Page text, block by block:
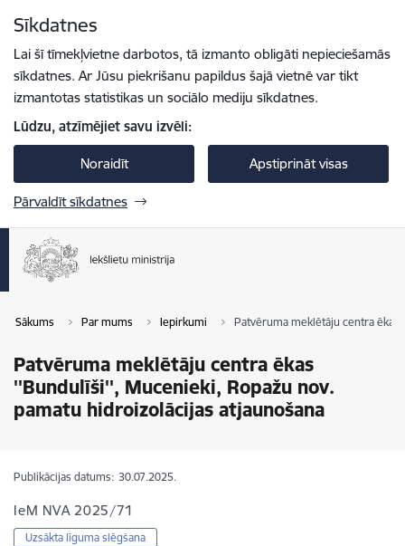
Sīkdatnes
Lai šī tīmekļvietne darbotos, tā izmanto obligāti nepieciešamās
sīkdatnes. Ar Jūsu piekrišanu papildus šajā vietnē var tikt
izmantotas statistikas un sociālo mediju sīkdatnes.
Lūdzu, atzīmējiet savu izvēli:
Noraidīt Apstiprināt visas
Pārvaldīt sīkdatnes
Sākums Par mums Iepirkumi Patvēruma meklētāju centra ēkas
Patvēruma meklētāju centra ēkas
''Bundulīši'', Mucenieki, Ropažu nov.
pamatu hidroizolācijas atjaunošana
Publikācijas datums: 30.07.2025.
IeM NVA 2025/71
Uzsākta līguma slēgšana